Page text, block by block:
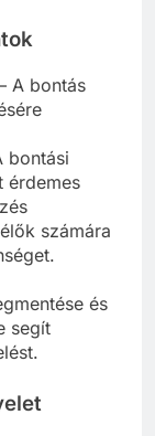
A bontás
bontási
érdemes
számára
és
segít